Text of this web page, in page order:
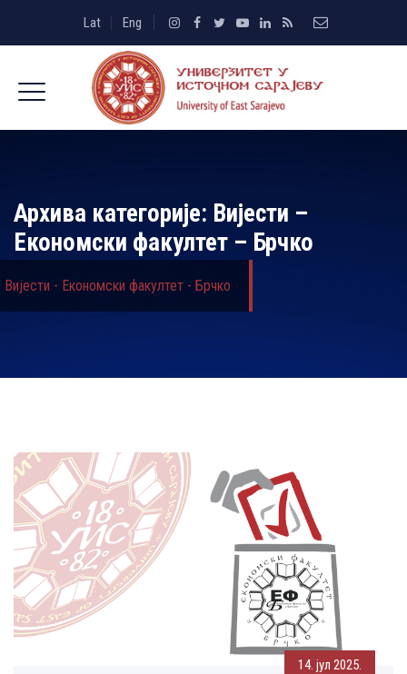
Lat Eng
Архива категорије: Вијести –
Економски факултет – Брчко
Вијести - Економски факултет - Брчко
14. јул 2025.